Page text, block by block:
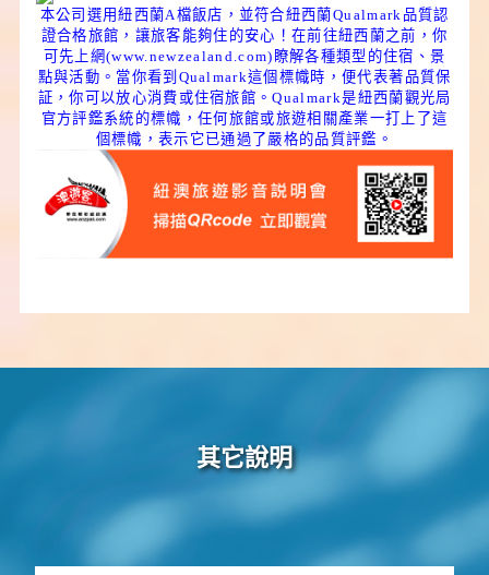
本公司選用紐西蘭A檔飯店，並符合紐西蘭Qualmark品質認
證合格旅館，讓旅客能夠住的安心！在前往紐西蘭之前，你
可先上網(www.newzealand.com)瞭解各種類型的住宿、景
點與活動。當你看到Qualmark這個標幟時，便代表著品質保
証，你可以放心消費或住宿旅館。Qualmark是紐西蘭觀光局
官方評鑑系統的標幟，任何旅館或旅遊相關產業一打上了這
個標幟，表示它已通過了嚴格的品質評鑑。
其它說明